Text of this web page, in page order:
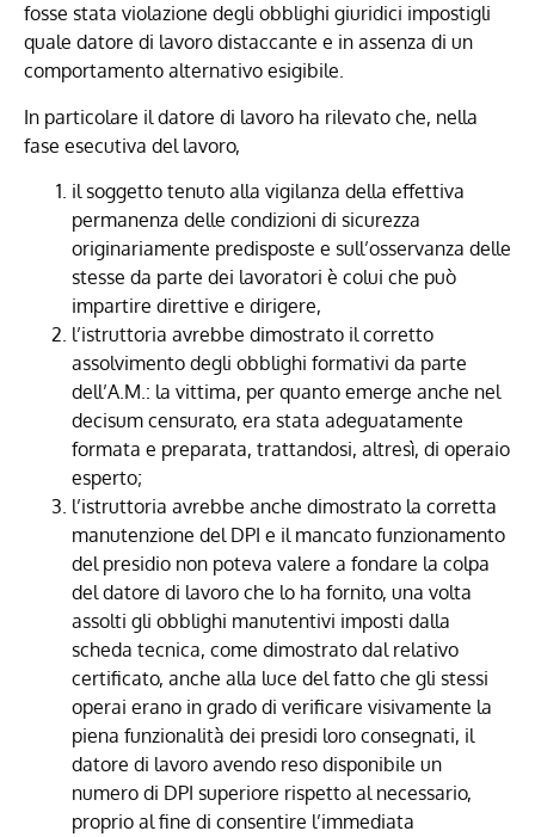
fosse stata violazione degli obblighi giuridici impostigli
quale datore di lavoro distaccante e in assenza di un
comportamento alternativo esigibile.
In particolare il datore di lavoro ha rilevato che, nella
fase esecutiva del lavoro,
il soggetto tenuto alla vigilanza della effettiva
permanenza delle condizioni di sicurezza
originariamente predisposte e sull’osservanza delle
stesse da parte dei lavoratori è colui che può
impartire direttive e dirigere,
l’istruttoria avrebbe dimostrato il corretto
assolvimento degli obblighi formativi da parte
dell’A.M.: la vittima, per quanto emerge anche nel
decisum censurato, era stata adeguatamente
formata e preparata, trattandosi, altresì, di operaio
esperto;
l’istruttoria avrebbe anche dimostrato la corretta
manutenzione del DPI e il mancato funzionamento
del presidio non poteva valere a fondare la colpa
del datore di lavoro che lo ha fornito, una volta
assolti gli obblighi manutentivi imposti dalla
scheda tecnica, come dimostrato dal relativo
certificato, anche alla luce del fatto che gli stessi
operai erano in grado di verificare visivamente la
piena funzionalità dei presidi loro consegnati, il
datore di lavoro avendo reso disponibile un
numero di DPI superiore rispetto al necessario,
proprio al fine di consentire l’immediata